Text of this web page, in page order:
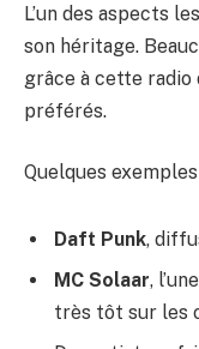
L’un des aspects
son héritage.
grâce à cette
préférés.
Quelques
Daft Punk,
MC Solaar,
très tôt sur les